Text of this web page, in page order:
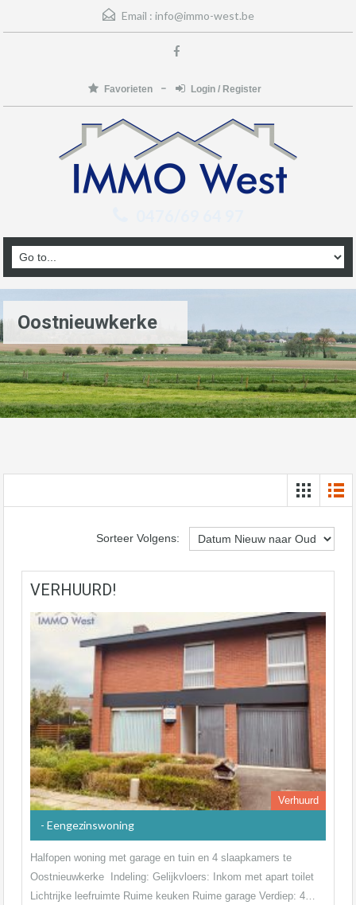
Email : info@immo-west.be
Favorieten Login / Register
Oostnieuwkerke
Sorteer Volgens:
VERHUURD!
Verhuurd
- Eengezinswoning
Halfopen woning met garage en tuin en 4 slaapkamers te
Oostnieuwkerke Indeling: Gelijkvloers: Inkom met apart toilet
Lichtrijke leefruimte Ruime keuken Ruime garage Verdiep: 4…